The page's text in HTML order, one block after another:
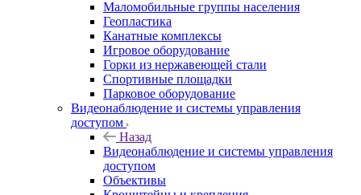
Маломобильные группы населения
Геопластика
Канатные комплексы
Игровое оборудование
Горки из нержавеющей стали
Спортивные площадки
Парковое оборудование
Видеонаблюдение и системы управления
доступом
Назад
Видеонаблюдение и системы управления
доступом
Объективы